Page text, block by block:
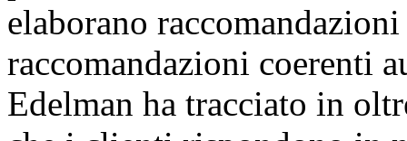
elaborano
raccomandazioni coerenti
Edelman ha tracciato in